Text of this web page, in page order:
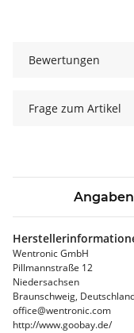
Bewertungen
Frage zum Artikel
Wentronic GmbH
Pillmannstraße 12
Niedersachsen
Braunschweig,
office@wentronic.com
http://www.goobay.de/